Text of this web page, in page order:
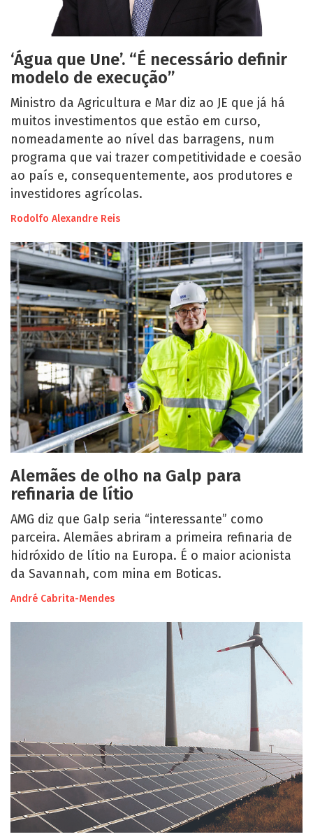
‘Água que Une’. “É necessário definir
modelo de execução”
Ministro da Agricultura e Mar diz ao JE que já há
muitos investimentos que estão em curso,
nomeadamente ao nível das barragens, num
programa que vai trazer competitividade e coesão
ao país e, consequentemente, aos produtores e
investidores agrícolas.
Rodolfo Alexandre Reis
Alemães de olho na Galp para
refinaria de lítio
AMG diz que Galp seria “interessante” como
parceira. Alemães abriram a primeira refinaria de
hidróxido de lítio na Europa. É o maior acionista
da Savannah, com mina em Boticas.
André Cabrita-Mendes